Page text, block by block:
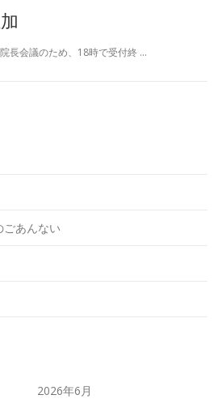
長会議のため、18時で受付終 …
あんない
2026年6月